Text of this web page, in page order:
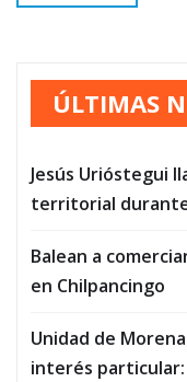
ÚLTIMAS
Jesús Urióstegui
territorial durante
Balean a
en Chilpancingo
Unidad de
interés